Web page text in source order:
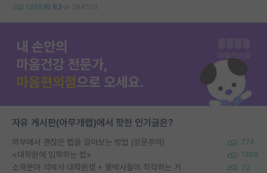
1388 83 294501
자유 게시판(아무개랩)에서 핫한 인기글은?
외부에서 괜찮은 랩을 알아보는 방법 (장문주의) 274
<대학원에 입학하는 법> 1388
소재분야 석박사 대학원생 + 물박사들이 착각하는 거 72